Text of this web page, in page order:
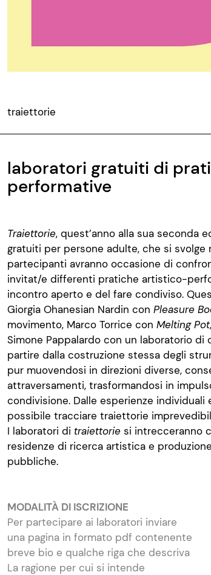
traiettorie
laboratori gratuiti di
performative
Traiettorie, quest’anno alla sua seconda
gratuiti per persone adulte, che si svolge
partecipanti avranno occasione di
invitat/e differenti pratiche artistico-
incontro aperto e del fare condiviso.
Giorgia Ohanesian Nardin con Pleasure
movimento, Marco Torrice con Melting Pot
Simone Pappalardo con un laboratorio
partire dalla costruzione stessa degli
pur muovendosi in direzioni diverse,
attraversamenti, trasformandosi in
condivisione. Dalle esperienze
possibile tracciare traiettorie
I laboratori di traiettorie si intrecceranno
residenze di ricerca artistica e
pubbliche.
MODALITÀ DI ISCRIZIONE
Per partecipare ai laboratori inviare
una pagina in formato pdf contenente
breve bio e qualche riga che descriva
La ragione per cui si intende